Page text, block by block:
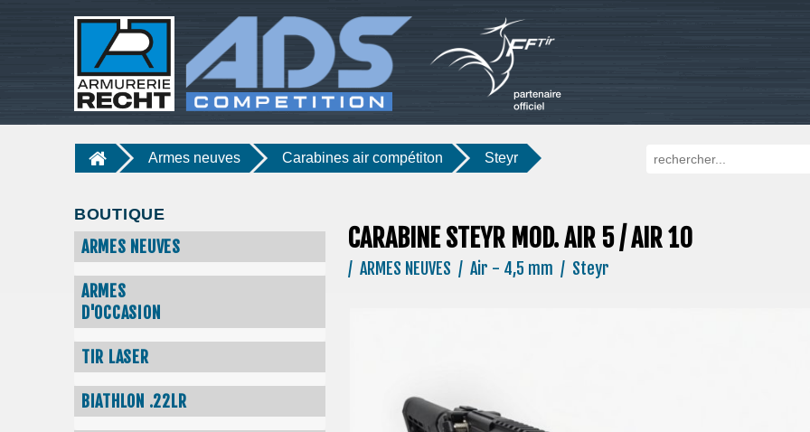
Armes neuves Carabines air compétiton Steyr
BOUTIQUE
ARMES NEUVES
ARMES
D'OCCASION
TIR LASER
BIATHLON .22LR
CARABINE STEYR MOD. AIR 5 / AIR 10
/ ARMES NEUVES / Air - 4,5 mm / Steyr